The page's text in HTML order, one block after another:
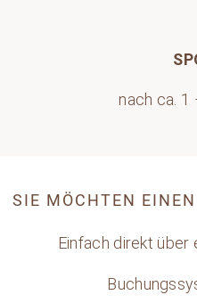
nach ca. 1
SIE MÖCHTEN
Einfach direkt über